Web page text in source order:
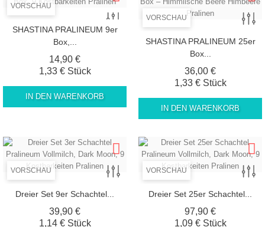
VORSCHAU
SHASTINA PRALINEUM 9er
Box,...
14,90 €Preis
1,33 € Stück
IN DEN WARENKORB
VORSCHAU
SHASTINA PRALINEUM 25er
Box...
36,00 €Preis
1,33 € Stück
IN DEN WARENKORB
VORSCHAU
Dreier Set 9er Schachtel...
39,90 €Preis
1,14 € Stück
VORSCHAU
Dreier Set 25er Schachtel...
97,90 €Preis
1,09 € Stück